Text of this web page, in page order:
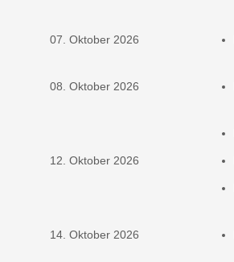
07. Oktober 2026
08. Oktober 2026
12. Oktober 2026
14. Oktober 2026